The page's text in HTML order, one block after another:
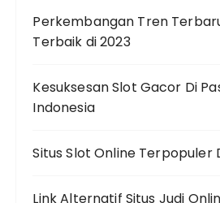
Perkembangan Tren
Terbaik di 2023
Kesuksesan Slot Gacor Di
Indonesia
Situs Slot Online Terpopuler
Link Alternatif Situs Judi